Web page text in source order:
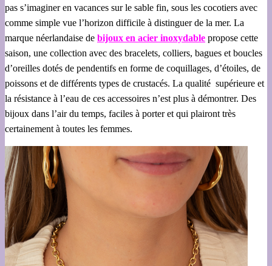
pas s’imaginer en vacances sur le sable fin, sous les cocotiers avec
comme simple vue l’horizon difficile à distinguer de la mer. La
marque néerlandaise de bijoux en acier inoxydable propose cette
saison, une collection avec des bracelets, colliers, bagues et boucles
d’oreilles dotés de pendentifs en forme de coquillages, d’étoiles, de
poissons et de différents types de crustacés. La qualité supérieure et
la résistance à l’eau de ces accessoires n’est plus à démontrer. Des
bijoux dans l’air du temps, faciles à porter et qui plairont très
certainement à toutes les femmes.